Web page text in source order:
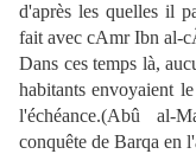
d'après les quelles il
fait avec cAmr Ibn al-
Dans ces temps là,
habitants envoyaient
l'échéance.(Abû al-
conquête de Barqa en